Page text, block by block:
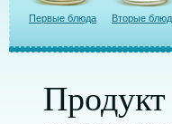
Первые блюда Вторые
Продукт